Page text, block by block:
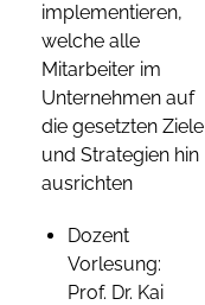
implementieren,
welche alle
Mitarbeiter im
Unternehmen auf
die gesetzten Ziele
und Strategien hin
ausrichten
Dozent
Vorlesung:
Prof. Dr. Kai